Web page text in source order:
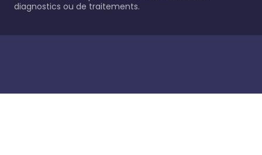
diagnostics ou de traitements.